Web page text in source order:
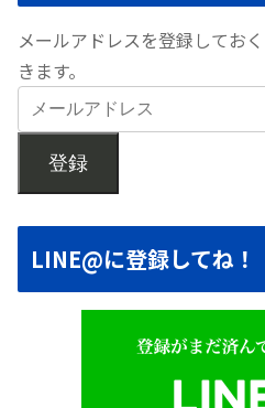
メールアドレスを登録してお
きます。
登録
LINE@に登録してね！